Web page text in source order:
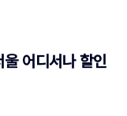
어디서나 할인